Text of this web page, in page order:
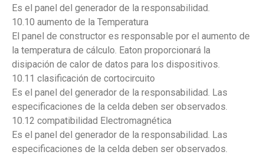
Es el panel del generador de la responsabilidad.
10.10 aumento de la Temperatura
El panel de constructor es responsable por el aumento de
la temperatura de cálculo. Eaton proporcionará la
disipación de calor de datos para los dispositivos.
10.11 clasificación de cortocircuito
Es el panel del generador de la responsabilidad. Las
especificaciones de la celda deben ser observados.
10.12 compatibilidad Electromagnética
Es el panel del generador de la responsabilidad. Las
especificaciones de la celda deben ser observados.